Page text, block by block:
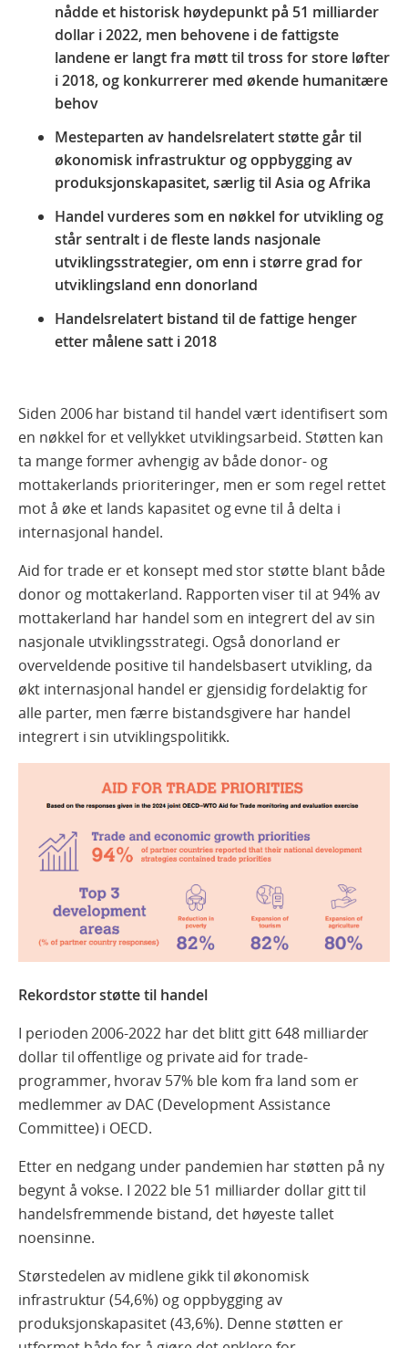
nådde et historisk høydepunkt på 51 milliarder
dollar i 2022, men behovene i de fattigste
landene er langt fra møtt til tross for store løfter
i 2018, og konkurrerer med økende humanitære
behov
Mesteparten av handelsrelatert støtte går til
økonomisk infrastruktur og oppbygging av
produksjonskapasitet, særlig til Asia og Afrika
Handel vurderes som en nøkkel for utvikling og
står sentralt i de fleste lands nasjonale
utviklingsstrategier, om enn i større grad for
utviklingsland enn donorland
Handelsrelatert bistand til de fattige henger
etter målene satt i 2018
Siden 2006 har bistand til handel vært identifisert som
en nøkkel for et vellykket utviklingsarbeid. Støtten kan
ta mange former avhengig av både donor- og
mottakerlands prioriteringer, men er som regel rettet
mot å øke et lands kapasitet og evne til å delta i
internasjonal handel.
Aid for trade er et konsept med stor støtte blant både
donor og mottakerland. Rapporten viser til at 94% av
mottakerland har handel som en integrert del av sin
nasjonale utviklingsstrategi. Også donorland er
overveldende positive til handelsbasert utvikling, da
økt internasjonal handel er gjensidig fordelaktig for
alle parter, men færre bistandsgivere har handel
integrert i sin utviklingspolitikk.
Rekordstor støtte til handel
I perioden 2006-2022 har det blitt gitt 648 milliarder
dollar til offentlige og private aid for trade-
programmer, hvorav 57% ble kom fra land som er
medlemmer av DAC (Development Assistance
Committee) i OECD.
Etter en nedgang under pandemien har støtten på ny
begynt å vokse. I 2022 ble 51 milliarder dollar gitt til
handelsfremmende bistand, det høyeste tallet
noensinne.
Størstedelen av midlene gikk til økonomisk
infrastruktur (54,6%) og oppbygging av
produksjonskapasitet (43,6%). Denne støtten er